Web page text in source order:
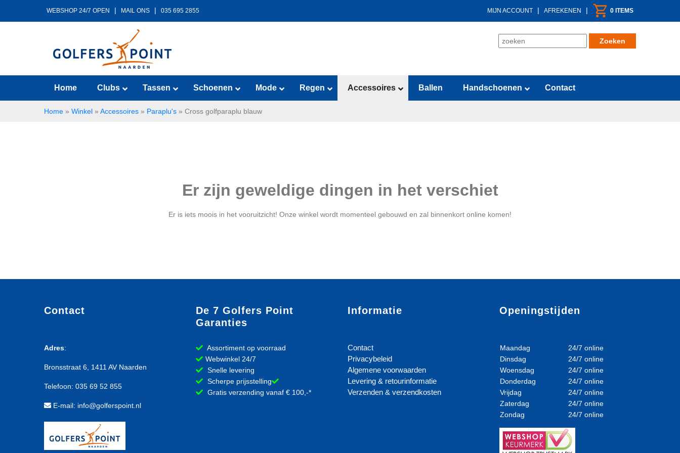
WEBSHOP 24/7 OPEN | MAIL ONS | 035 695 2855 MIJN ACCOUNT | AFREKENEN | 0 ITEMS
Home Clubs Tassen Schoenen Mode Regen Accessoires Ballen Handschoenen Contact
Home » Winkel » Accessoires » Paraplu's » Cross golfparaplu blauw
Er zijn geweldige dingen in het verschiet
Er is iets moois in het vooruitzicht! Onze winkel wordt momenteel gebouwd en zal binnenkort online komen!
Contact
Adres:
Bronsstraat 6, 1411 AV Naarden
Telefoon: 035 69 52 855
E-mail: info@golferspoint.nl
De 7 Golfers Point
Garanties
Assortiment op voorraad
Webwinkel 24/7
Snelle levering
Scherpe prijsstelling
Gratis verzending vanaf € 100,-*
Informatie
Contact
Privacybeleid
Algemene voorwaarden
Levering & retourinformatie
Verzenden & verzendkosten
Openingstijden
Maandag
24/7 online
Dinsdag
24/7 online
Woensdag
24/7 online
Donderdag
24/7 online
Vrijdag
24/7 online
Zaterdag
24/7 online
Zondag
24/7 online